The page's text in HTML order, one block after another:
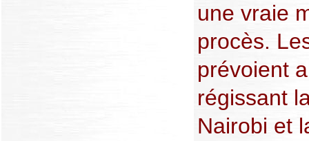
une vraie
procès.
prévoient
régissant
Nairobi et